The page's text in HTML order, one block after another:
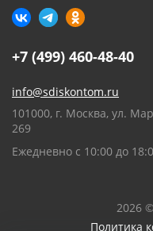
+7 (499) 460-48-40
info@sdiskontom.ru
101000, г. Москва, ул.
269
Ежедневно с 10:00 до
2026
Политика